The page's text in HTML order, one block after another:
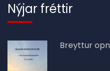
Nýjar fréttir
Breyttur